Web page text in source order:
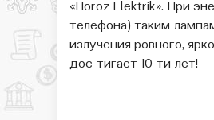
«Horoz Elektrik». При
телефона) таким
излучения ровного,
дос-тигает 10-ти лет!